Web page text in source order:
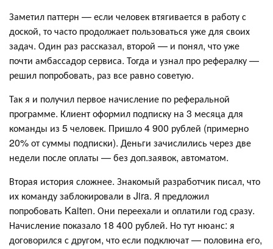
Заметил паттерн — если человек втягивается в работу с
доской, то часто продолжает пользоваться уже для своих
задач. Один раз рассказал, второй — и понял, что уже
почти амбассадор сервиса. Тогда и узнал про рефералку —
решил попробовать, раз все равно советую.
Так я и получил первое начисление по реферальной
программе. Клиент оформил подписку на 3 месяца для
команды из 5 человек. Пришло 4 900 рублей (примерно
20% от суммы подписки). Деньги зачислились через две
недели после оплаты — без доп.заявок, автоматом.
Вторая история сложнее. Знакомый разработчик писал, что
их команду заблокировали в Jira. Я предложил
попробовать Kaiten. Они переехали и оплатили год сразу.
Начисление показало 18 400 рублей. Но тут нюанс: я
договорился с другом, что если подключат — половина его,